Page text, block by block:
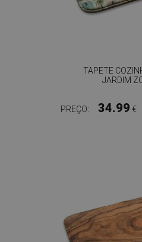
TAPETE
JARDIM
PREÇO: 34.99 €